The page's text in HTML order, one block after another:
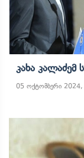
Კახა Კალაძემ
05 ოქტომბერი